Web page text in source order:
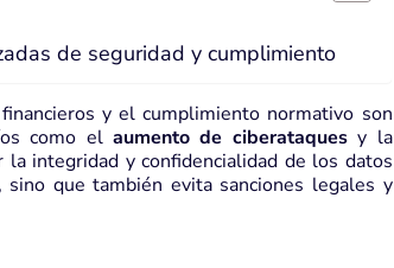
de seguridad y cumplimiento
y el cumplimiento normativo son
como el aumento de ciberataquesy la
la integridad y confidencialidad de los datos
que también evita sanciones legales y